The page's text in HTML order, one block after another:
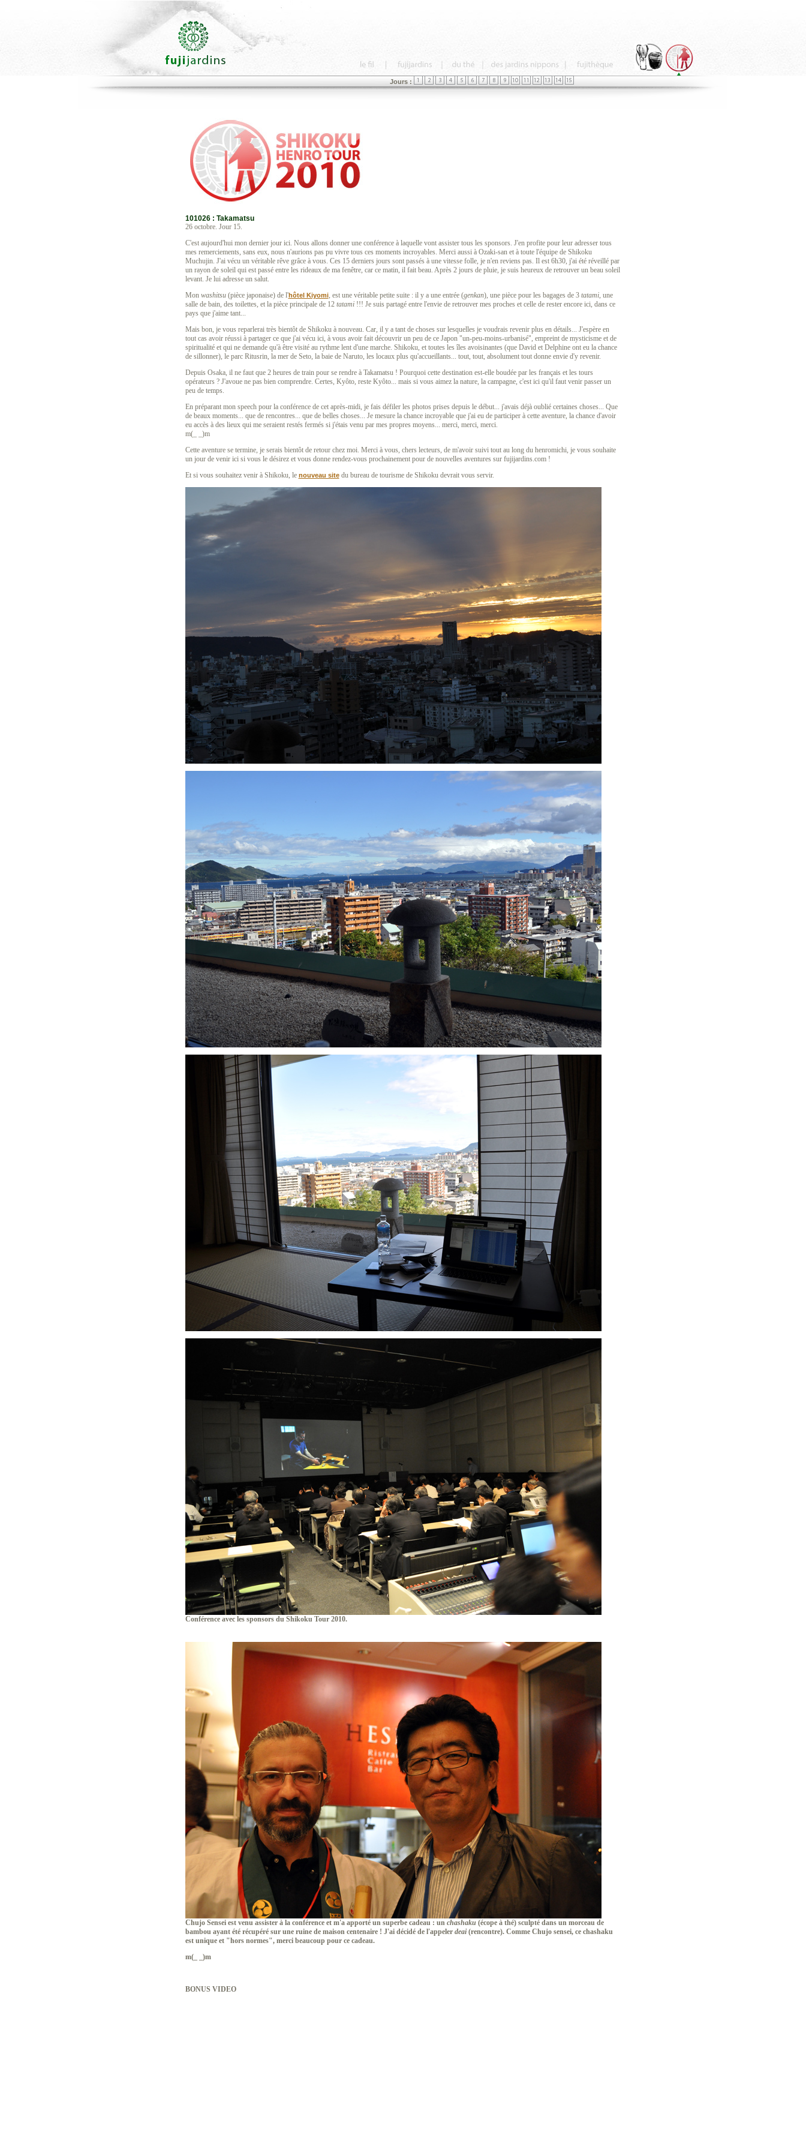
Jours :
101026 : Takamatsu
26 octobre. Jour 15.
C'est aujourd'hui mon dernier jour ici. Nous allons donner une conférence à laquelle vont assister tous les sponsors. J'en profite pour leur adresser tous
mes remerciements, sans eux, nous n'aurions pas pu vivre tous ces moments incroyables. Merci aussi à Ozaki-san et à toute l'équipe de Shikoku
Muchujin. J'ai vécu un véritable rêve grâce à vous. Ces 15 derniers jours sont passés à une vitesse folle, je n'en reviens pas. Il est 6h30, j'ai été réveillé par
un rayon de soleil qui est passé entre les rideaux de ma fenêtre, car ce matin, il fait beau. Après 2 jours de pluie, je suis heureux de retrouver un beau soleil
levant. Je lui adresse un salut.
Mon washitsu(pièce japonaise) de l'hôtel Kiyomi, est une véritable petite suite : il y a une entrée (genkan), une pièce pour les bagages de 3 tatami, une
salle de bain, des toilettes, et la pièce principale de 12 tatami!!! Je suis partagé entre l'envie de retrouver mes proches et celle de rester encore ici, dans ce
pays que j'aime tant...
Mais bon, je vous reparlerai très bientôt de Shikoku à nouveau. Car, il y a tant de choses sur lesquelles je voudrais revenir plus en détails... J'espère en
tout cas avoir réussi à partager ce que j'ai vécu ici, à vous avoir fait découvrir un peu de ce Japon "un-peu-moins-urbanisé", empreint de mysticisme et de
spiritualité et qui ne demande qu'à être visité au rythme lent d'une marche. Shikoku, et toutes les îles avoisinantes (que David et Delphine ont eu la chance
de sillonner), le parc Ritusrin, la mer de Seto, la baie de Naruto, les locaux plus qu'accueillants... tout, tout, absolument tout donne envie d'y revenir.
Depuis Osaka, il ne faut que 2 heures de train pour se rendre à Takamatsu ! Pourquoi cette destination est-elle boudée par les français et les tours
opérateurs ? J'avoue ne pas bien comprendre. Certes, Kyôto, reste Kyôto... mais si vous aimez la nature, la campagne, c'est ici qu'il faut venir passer un
peu de temps.
En préparant mon speech pour la conférence de cet après-midi, je fais défiler les photos prises depuis le début... j'avais déjà oublié certaines choses... Que
de beaux moments... que de rencontres... que de belles choses... Je mesure la chance incroyable que j'ai eu de participer à cette aventure, la chance d'avoir
eu accès à des lieux qui me seraient restés fermés si j'étais venu par mes propres moyens... merci, merci, merci.
m(_ _)m
Cette aventure se termine, je serais bientôt de retour chez moi. Merci à vous, chers lecteurs, de m'avoir suivi tout au long du henromichi, je vous souhaite
un jour de venir ici si vous le désirez et vous donne rendez-vous prochainement pour de nouvelles aventures sur fujijardins.com !
Et si vous souhaitez venir à Shikoku, le nouveau sitedu bureau de tourisme de Shikoku devrait vous servir.
Conférence avec les sponsors du Shikoku Tour 2010.
Chujo Sensei est venu assister à la conférence et m'a apporté un superbe cadeau : un chashaku(écope à thé) sculpté dans un morceau de
bambou ayant été récupéré sur une ruine de maison centenaire ! J'ai décidé de l'appeler deai(rencontre). Comme Chujo sensei, ce chashaku
est unique et "hors normes", merci beaucoup pour ce cadeau.
m(_ _)m
BONUS VIDEO